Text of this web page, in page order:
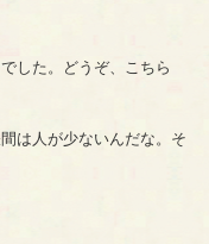
した。どうぞ、こちら
は人が少ないんだな。そ